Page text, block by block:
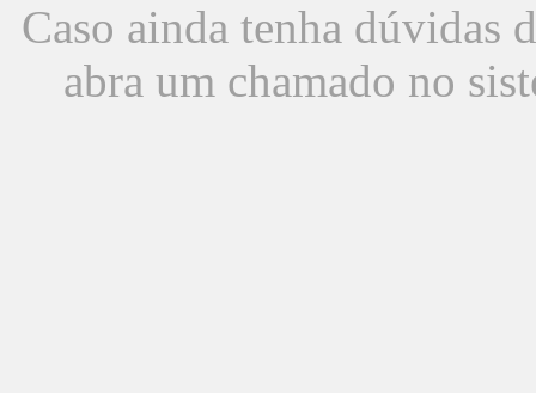
Caso ainda tenha dúvidas
abra um chamado no